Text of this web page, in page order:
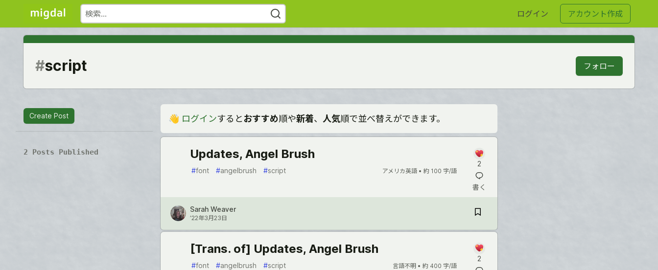
ログイン アカウント作成
#script フォロー
Create Post
2 Posts Published
👋 ログインするとおすすめ順や新着、 人気順で並べ替えができます。
Updates, Angel Brush
#font #angelbrush #script アメリカ英語 • 約 100 字/語
2
書く
Sarah Weaver
’22年3月23日
[Trans. of] Updates, Angel Brush
#font #angelbrush #script 言語不明 • 約 400 字/語
2